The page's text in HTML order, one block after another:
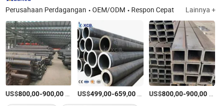
Perusahaan Perdagangan OEM/ODM Respon Cepat Lainnya +
US$800,00-900,00 US$499,00-659,00/Ton AS US$800,00-900,00